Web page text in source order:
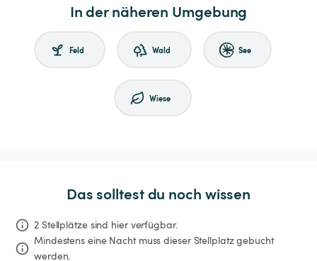
In der näheren Umgebung
Feld Wald See
Wiese
Das solltest du noch wissen
2 Stellplätze sind hier verfügbar.
Mindestens eine Nacht muss dieser Stellplatz gebucht
werden.